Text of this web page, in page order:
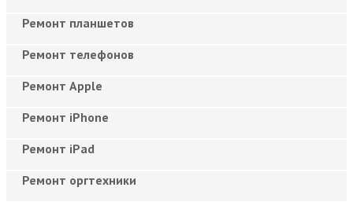
Ремонт планшетов
Ремонт телефонов
Ремонт Apple
Ремонт iPhone
Ремонт iPad
Ремонт оргтехники